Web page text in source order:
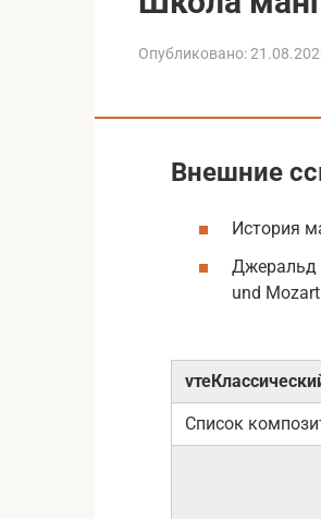
Опубликовано:
Внешние
История
Джеральд
und
Список